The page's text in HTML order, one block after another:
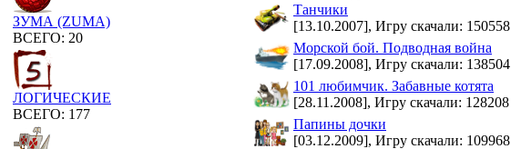
ЗУМА (ZUMA)
ВСЕГО: 20
ЛОГИЧЕСКИЕ
ВСЕГО: 177
Танчики
[13.10.2007], Игру скачали: 150558
Морской бой. Подводная война
[17.09.2008], Игру скачали: 138504
101 любимчик. Забавные котята
[28.11.2008], Игру скачали: 128208
Папины дочки
[03.12.2009], Игру скачали: 109968